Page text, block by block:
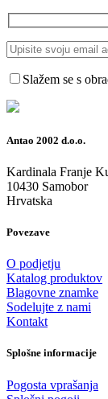
Slažem se s
Antao 2002 d.o.o.
Kardinala Franje
10430 Samobor
Hrvatska
Povezave
O podjetju
Katalog produktov
Blagovne znamke
Sodelujte z nami
Kontakt
Splošne informacije
Pogosta vprašanja